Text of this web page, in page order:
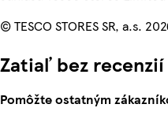
© TESCO STORES SR, a.s.
Zatiaľ bez recenzií
Pomôžte ostatným